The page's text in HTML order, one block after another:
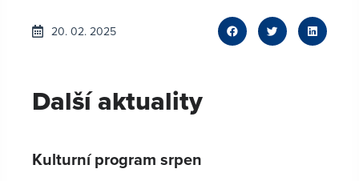
20. 02. 2025
Další aktuality
Kulturní program srpen